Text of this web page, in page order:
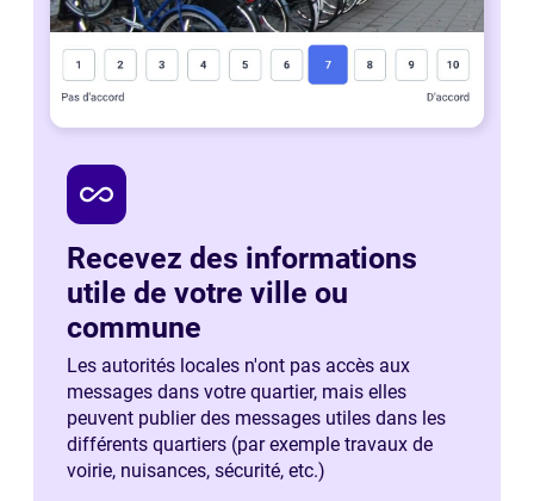
all_inclusive
Recevez des informations
utile de votre ville ou
commune
Les autorités locales n'ont pas accès aux
messages dans votre quartier, mais elles
peuvent publier des messages utiles dans les
différents quartiers (par exemple travaux de
voirie, nuisances, sécurité, etc.)